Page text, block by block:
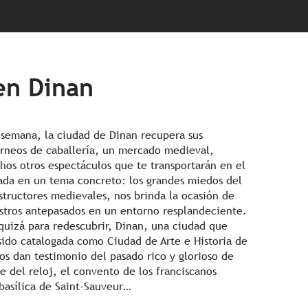
Dinan
la ciudad de Dinan recupera sus
de caballería, un mercado medieval,
otros espectáculos que te transportarán en el
en un tema concreto: los grandes miedos del
medievales, nos brinda la ocasión de
antepasados en un entorno resplandeciente.
para redescubrir, Dinan, una ciudad que
catalogada como Ciudad de Arte e Historia de
dan testimonio del pasado rico y glorioso de
del reloj, el convento de los franciscanos
de Saint-Sauveur…